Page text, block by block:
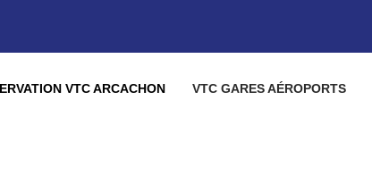
VTC ARCACHON VTC GARES AÉROPORTS